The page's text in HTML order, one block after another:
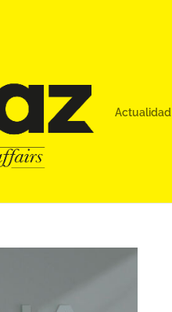
Actualidad